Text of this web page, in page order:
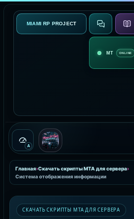
MIAMI RP PROJECT О ПРОЕКТЕ
ONLINE
A
Главная›Скачать скрипты MTA для сервера›
Система отображения информации
СКАЧАТЬ СКРИПТЫ MTA ДЛЯ СЕРВЕРА